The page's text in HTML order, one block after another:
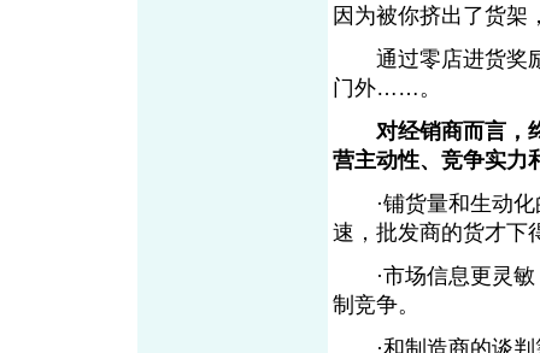
因为被你挤出了货架
通过零店进货奖励
门外……。
对经销商而言，
营主动性、竞争实力
·铺货量和生动化
速，批发商的货才下
·市场信息更灵敏
制竞争。
·和制造商的谈判